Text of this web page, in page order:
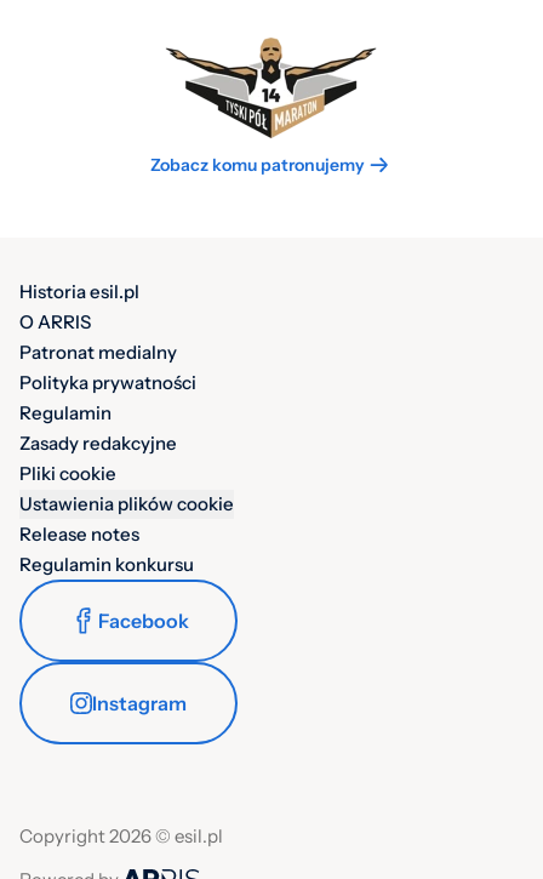
Zobacz komu patronujemy
Historia esil.pl
O ARRIS
Patronat medialny
Polityka prywatności
Regulamin
Zasady redakcyjne
Pliki cookie
Ustawienia plików cookie
Release notes
Regulamin konkursu
Facebook
Instagram
Copyright 2026 © esil.pl